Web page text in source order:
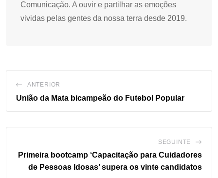
Comunicação. A ouvir e partilhar as emoções
vividas pelas gentes da nossa terra desde 2019.
ANTERIOR
União da Mata bicampeão do Futebol Popular
SEGUINTE
Primeira bootcamp ‘Capacitação para Cuidadores
de Pessoas Idosas’ supera os vinte candidatos